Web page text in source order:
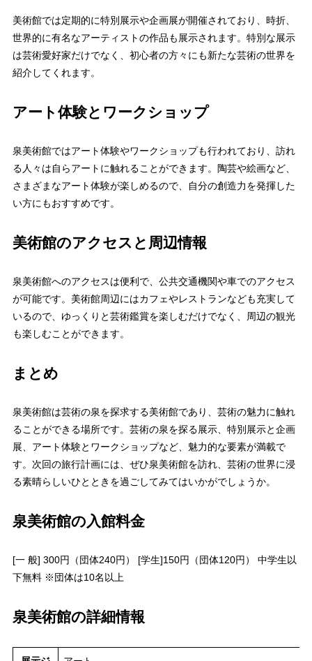
美術館では定期的に特別展示や企画展が開催されており、時折、
世界的に有名なアーティストの作品も展示されます。特別な展示
は芸術愛好家だけでなく、初心者の方々にも新たな芸術の世界を
紹介してくれます。
アート体験とワークショップ
泉美術館ではアート体験やワークショップも行われており、訪れ
る人々は自らアートに触れることができます。陶芸や絵画など、
さまざまなアート体験が楽しめるので、自分の創造力を発揮した
い方にもおすすめです。
美術館のアクセスと周辺情報
泉美術館へのアクセスは便利で、公共交通機関や車でのアクセス
が可能です。美術館周辺にはカフェやレストランなども充実して
いるので、ゆっくりと芸術鑑賞を楽しむだけでなく、周辺の観光
も楽しむことができます。
まとめ
泉美術館は芸術の泉を探求する美術館であり、芸術の魅力に触れ
ることができる場所です。芸術の泉を探る展示、特別展示と企画
展、アート体験とワークショップなど、魅力的な要素が満載で
す。次回の旅行計画には、ぜひ泉美術館を訪れ、芸術の世界に浸
る素晴らしいひとときを過ごしてみてはいかがでしょうか。
泉美術館の入館料金
[一 般] 300円（団体240円） [学生]150円（団体120円） 中学生以
下無料 ※団体は10名以上
泉美術館の詳細情報